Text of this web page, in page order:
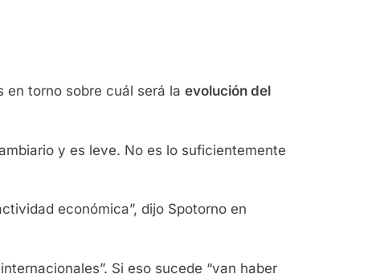
en torno sobre cuál será la evolución del
y es leve. No es lo suficientemente
económica”, dijo Spotorno en
Si eso sucede “van haber